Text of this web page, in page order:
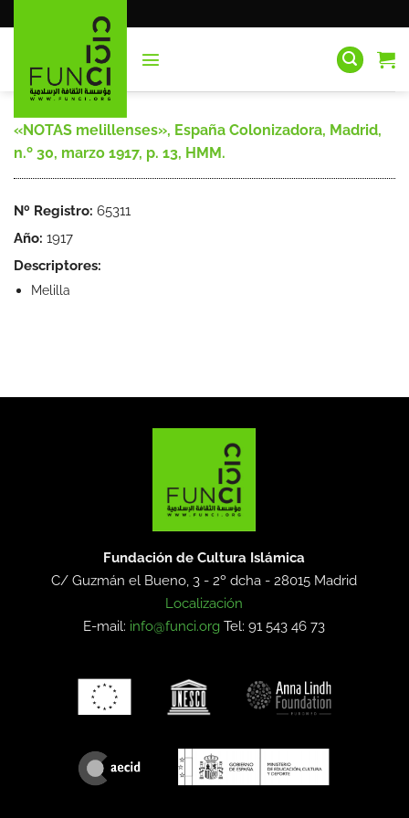
al
«NOTAS melillenses», España Colonizadora, Madrid,
n.º 30, marzo 1917, p. 13, HMM.
Nº Registro: 65311
Año: 1917
Descriptores:
Melilla
Fundación de Cultura Islámica
C/ Guzmán el Bueno, 3 - 2º dcha -28015 Madrid
Localización
E-mail: info@funci.org Tel: 91 543 46 73